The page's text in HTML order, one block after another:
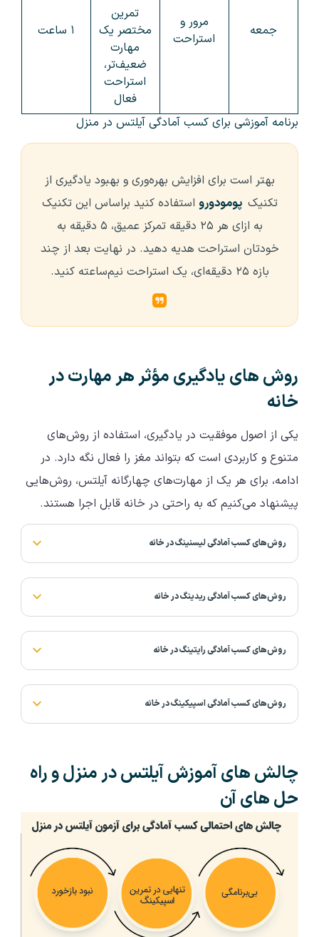
جمعه
مرور و
استراحت
تمرین
مختصر یک
مهارت
ضعیف‌تر،
استراحت
فعال
۱ ساعت
برنامه‌ آموزشی برای کسب آمادگی آیلتس در منزل
بهتر است برای افزایش بهره‌وری و بهبود یادگیری از
تکنیک پومودورو استفاده کنید براساس این تکنیک
به ازای هر ۲۵ دقیقه تمرکز عمیق، ۵ دقیقه به
خودتان استراحت هدیه دهید. در نهایت بعد از چند
بازه ۲۵ دقیقه‌ای، یک استراحت نیم‌ساعته کنید.
روش های یادگیری مؤثر هر مهارت در
خانه
یکی از اصول موفقیت در یادگیری، استفاده از روش‌های
متنوع و کاربردی است که بتواند مغز را فعال نگه دارد. در
ادامه، برای هر یک از مهارت‌های چهارگانه آیلتس، روش‌هایی
پیشنهاد می‌کنیم که به راحتی در خانه قابل اجرا هستند.
روش‌های کسب آمادگی لیسنینگ در خانه
روش‌های کسب آمادگی ریدینگ در خانه
روش‌های کسب آمادگی رایتینگ در خانه
روش‌های کسب آمادگی اسپیکینگ در خانه
چالش های آموزش آیلتس در منزل و راه
حل های آن